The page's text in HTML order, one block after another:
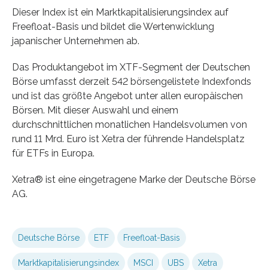
Dieser Index ist ein Marktkapitalisierungsindex auf
Freefloat-Basis und bildet die Wertenwicklung
japanischer Unternehmen ab.
Das Produktangebot im XTF-Segment der Deutschen
Börse umfasst derzeit 542 börsengelistete Indexfonds
und ist das größte Angebot unter allen europäischen
Börsen. Mit dieser Auswahl und einem
durchschnittlichen monatlichen Handelsvolumen von
rund 11 Mrd. Euro ist Xetra der führende Handelsplatz
für ETFs in Europa.
Xetra® ist eine eingetragene Marke der Deutsche Börse
AG.
Deutsche Börse ETF Freefloat-Basis
Marktkapitalisierungsindex MSCI UBS Xetra